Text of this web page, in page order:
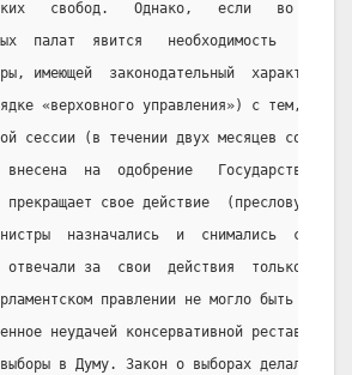
свобод.   Однако,   если   во
палат  явится   необходимость   в
имеющей  законодательный  характер,
«верховного управления») с тем,
сессии (в течении двух месяцев со дня
внесена  на  одобрение
прекращает свое действие  (пресловутая
назначались  и  снимались  со
отвечали за  свои  действия  только
правлении не могло быть и
неудачей консервативной
в Думу. Закон о выборах делал